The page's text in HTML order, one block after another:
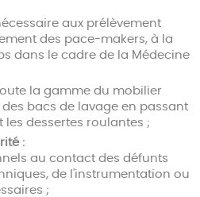
aux prélèvement
des pace-makers, à la
dans le cadre de la Médecine
la gamme du mobilier
bacs de lavage en passant
les dessertes roulantes ;
:
au contact des défunts
de l'instrumentation ou
;